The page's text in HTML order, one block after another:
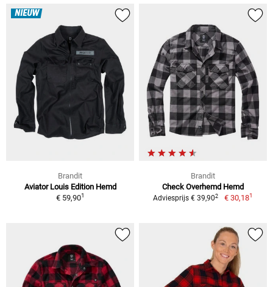
NIEUW
Brandit
Aviator Louis Edition Hemd
€ 59,901
Brandit
Check Overhemd Hemd
Adviesprijs € 39,902 € 30,181